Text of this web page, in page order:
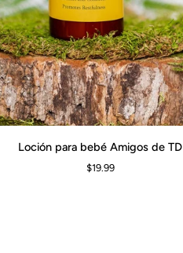
AGREGAR AL CARRITO
Loción para bebé Amigos de TD
$19.99